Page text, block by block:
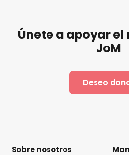
Únete a apoyar
JoM
Deseo
Sobre nosotros